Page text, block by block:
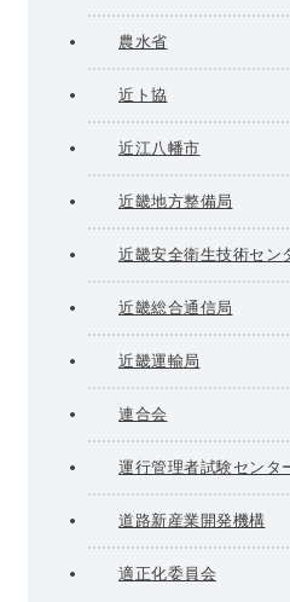
農水省
近ト協
近江八幡市
近畿地方整備局
近畿安全衛生技術セン
近畿総合通信局
近畿運輸局
連合会
運行管理者試験センタ
道路新産業開発機構
適正化委員会